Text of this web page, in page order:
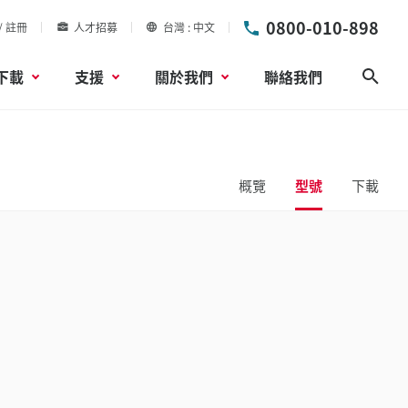
註冊 人才招募 台灣 中文 0800-010-898
載 支援 關於我們 聯絡我們
概覽 型號 下載